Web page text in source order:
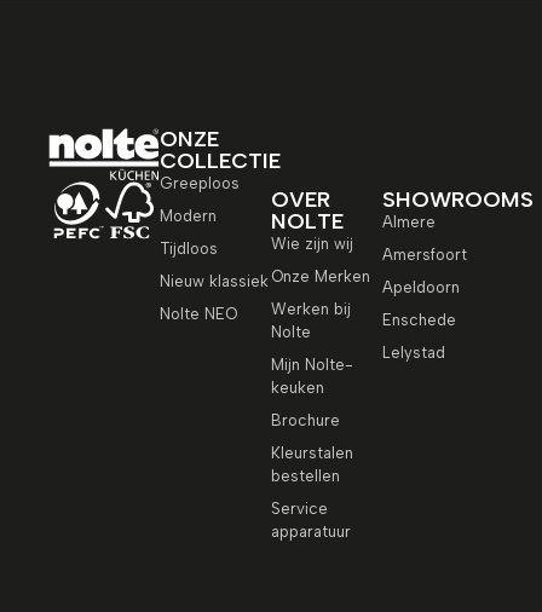
ONZE
COLLECTIE
Greeploos
Modern
Tijdloos
Nieuw klassiek
Nolte NEO
OVER
NOLTE
Wie zijn wij
Onze Merken
Werken bij
Nolte
Mijn Nolte-
keuken
Brochure
Kleurstalen
bestellen
Service
apparatuur
SHOWROOMS
Almere
Amersfoort
Apeldoorn
Enschede
Lelystad